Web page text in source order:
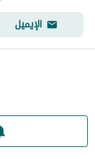
الإيميل